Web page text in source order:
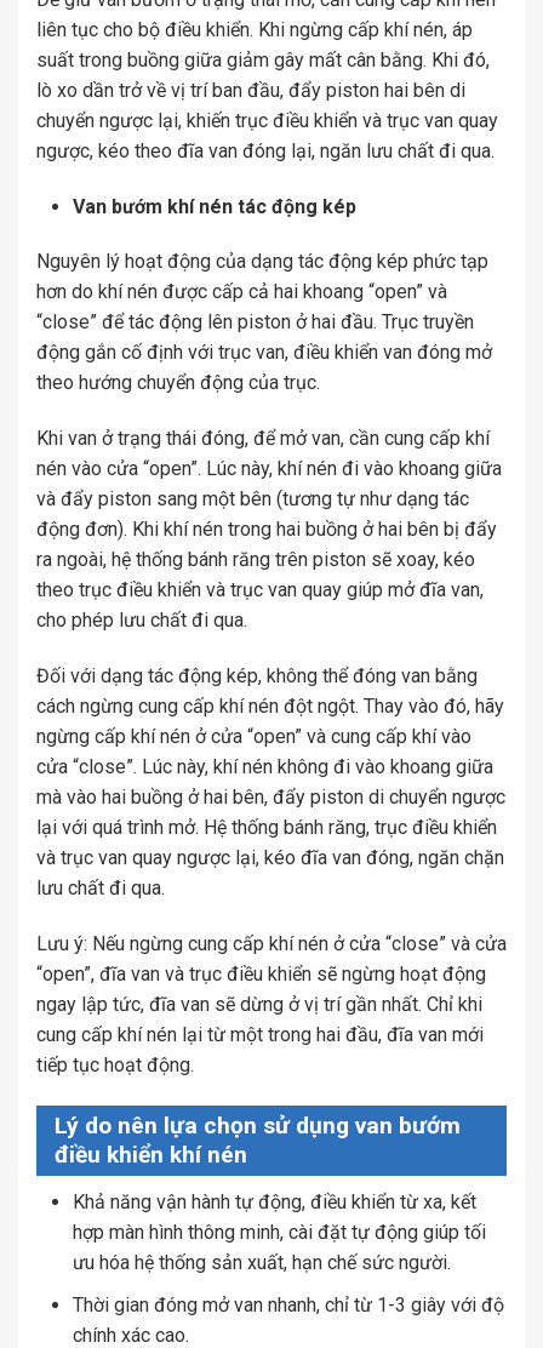
liên tục cho bộ điều khiển. Khi ngừng cấp khí nén, áp
suất trong buồng giữa giảm gây mất cân bằng. Khi đó,
lò xo dần trở về vị trí ban đầu, đẩy piston hai bên di
chuyển ngược lại, khiến trục điều khiển và trục van quay
ngược, kéo theo đĩa van đóng lại, ngăn lưu chất đi qua.
Van bướm khí nén tác động kép
Nguyên lý hoạt động của dạng tác động kép phức tạp
hơn do khí nén được cấp cả hai khoang “open” và
“close” để tác động lên piston ở hai đầu. Trục truyền
động gắn cố định với trục van, điều khiển van đóng mở
theo hướng chuyển động của trục.
Khi van ở trạng thái đóng, để mở van, cần cung cấp khí
nén vào cửa “open”. Lúc này, khí nén đi vào khoang giữa
và đẩy piston sang một bên (tương tự như dạng tác
động đơn). Khi khí nén trong hai buồng ở hai bên bị đẩy
ra ngoài, hệ thống bánh răng trên piston sẽ xoay, kéo
theo trục điều khiển và trục van quay giúp mở đĩa van,
cho phép lưu chất đi qua.
Đối với dạng tác động kép, không thể đóng van bằng
cách ngừng cung cấp khí nén đột ngột. Thay vào đó, hãy
ngừng cấp khí nén ở cửa “open” và cung cấp khí vào
cửa “close”. Lúc này, khí nén không đi vào khoang giữa
mà vào hai buồng ở hai bên, đẩy piston di chuyển ngược
lại với quá trình mở. Hệ thống bánh răng, trục điều khiển
và trục van quay ngược lại, kéo đĩa van đóng, ngăn chặn
lưu chất đi qua.
Lưu ý: Nếu ngừng cung cấp khí nén ở cửa “close” và cửa
“open”, đĩa van và trục điều khiển sẽ ngừng hoạt động
ngay lập tức, đĩa van sẽ dừng ở vị trí gần nhất. Chỉ khi
cung cấp khí nén lại từ một trong hai đầu, đĩa van mới
tiếp tục hoạt động.
Lý do nên lựa chọn sử dụng van bướm
điều khiển khí nén
Khả năng vận hành tự động, điều khiển từ xa, kết
hợp màn hình thông minh, cài đặt tự động giúp tối
ưu hóa hệ thống sản xuất, hạn chế sức người.
Thời gian đóng mở van nhanh, chỉ từ 1-3 giây với độ
chính xác cao.